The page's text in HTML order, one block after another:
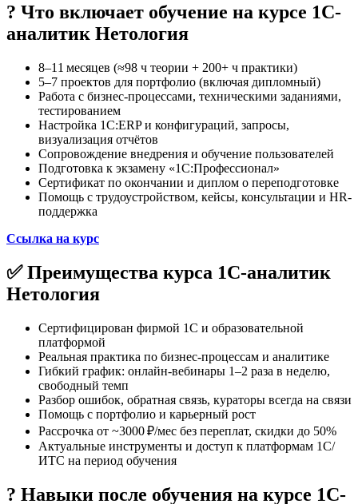
? Что включает обучение на курсе 1С-
аналитик Нетология
8–11 месяцев (≈98 ч теории + 200+ ч практики)
5–7 проектов для портфолио (включая дипломный)
Работа с бизнес-процессами, техническими заданиями,
тестированием
Настройка 1С:ERP и конфигураций, запросы,
визуализация отчётов
Сопровождение внедрения и обучение пользователей
Подготовка к экзамену «1С:Профессионал»
Сертификат по окончании и диплом о переподготовке
Помощь с трудоустройством, кейсы, консультации и HR-
поддержка
Ссылка на курс
✅ Преимущества курса 1С-аналитик
Нетология
Сертифицирован фирмой 1С и образовательной
платформой
Реальная практика по бизнес-процессам и аналитике
Гибкий график: онлайн-вебинары 1–2 раза в неделю,
свободный темп
Разбор ошибок, обратная связь, кураторы всегда на связи
Помощь с портфолио и карьерный рост
Рассрочка от ~3000 ₽/мес без переплат, скидки до 50%
Актуальные инструменты и доступ к платформам 1С/
ИТС на период обучения
? Навыки после обучения на курсе 1С-